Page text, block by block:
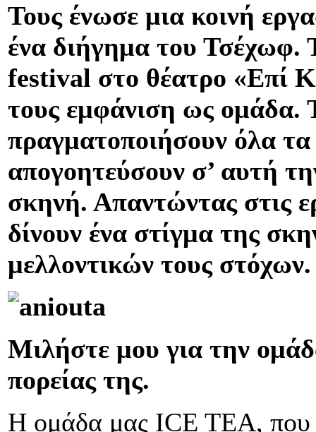
Τους ένωσε μια κοινή
ένα διήγημα του Τσέχωφ.
festival στο θέατρο «Επί
τους εμφάνιση ως ομάδα.
πραγματοποιήσουν όλα
απογοητεύσουν σ’ αυτή
σκηνή. Απαντώντας στις
δίνουν ένα στίγμα της
μελλοντικών τους στόχων.
Μιλήστε μου για την
πορείας της.
Η ομάδα μας ICE TEA, που